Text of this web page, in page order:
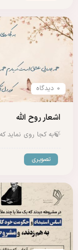
0 دیدگاه
اشعار روح الله
🍃به کجا روی نماید
تصویری